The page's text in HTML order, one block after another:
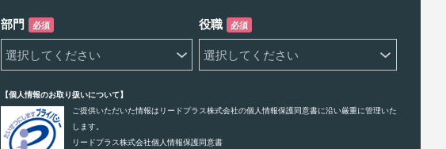
部門 必須 役職 必須
【個人情報のお取り扱いについて】
ご提供いただいた情報はリードプラス株式会社の個人情報保護同意書に沿い厳重に管理いた
します。
リードプラス株式会社個人情報保護同意書